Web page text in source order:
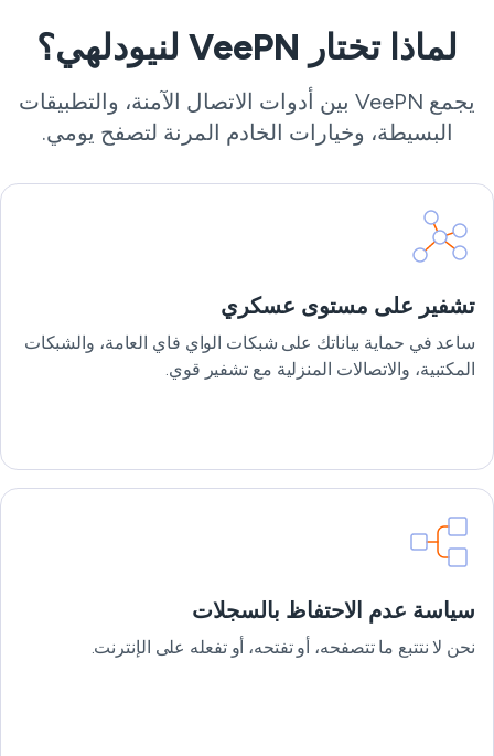
لماذا تختار VeePN لنيودلهي؟
يجمع VeePN بين أدوات الاتصال الآمنة، والتطبيقات
البسيطة، وخيارات الخادم المرنة لتصفح يومي.
تشفير على مستوى عسكري
ساعد في حماية بياناتك على شبكات الواي فاي العامة، والشبكات
المكتبية، والاتصالات المنزلية مع تشفير قوي.
سياسة عدم الاحتفاظ بالسجلات
نحن لا نتتبع ما تتصفحه، أو تفتحه، أو تفعله على الإنترنت.